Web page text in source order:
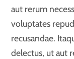
aut rerum
voluptates
recusandae.
delectus, ut aut